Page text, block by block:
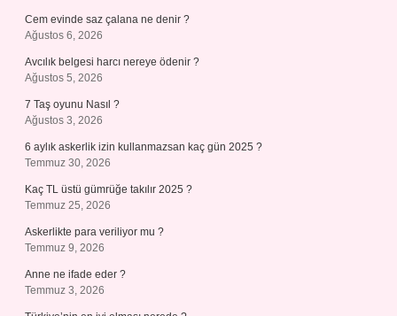
Cem evinde saz çalana ne denir ?
Ağustos 6, 2026
Avcılık belgesi harcı nereye ödenir ?
Ağustos 5, 2026
7 Taş oyunu Nasıl ?
Ağustos 3, 2026
6 aylık askerlik izin kullanmazsan kaç gün 2025 ?
Temmuz 30, 2026
Kaç TL üstü gümrüğe takılır 2025 ?
Temmuz 25, 2026
Askerlikte para veriliyor mu ?
Temmuz 9, 2026
Anne ne ifade eder ?
Temmuz 3, 2026